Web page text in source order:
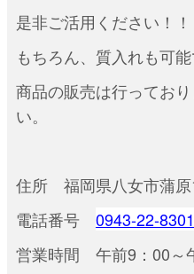
是非ご活用ください！！
もちろん、質入れも可能
商品の販売は行ってお
い。
住所 福岡県八女市蒲原
電話番号 0943-22-8301
営業時間 午前9：00～